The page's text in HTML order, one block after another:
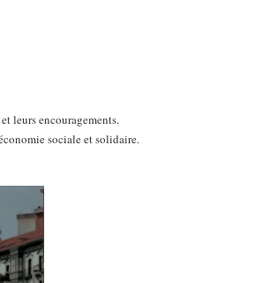
leurs encouragements.
sociale et solidaire.